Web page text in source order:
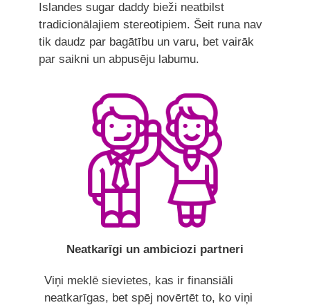
Islandes sugar daddy bieži neatbilst
tradicionālajiem stereotipiem. Šeit runa nav
tik daudz par bagātību un varu, bet vairāk
par saikni un abpusēju labumu.
Neatkarīgi un ambiciozi partneri
Viņi meklē sievietes, kas ir finansiāli
neatkarīgas, bet spēj novērtēt to, ko viņi